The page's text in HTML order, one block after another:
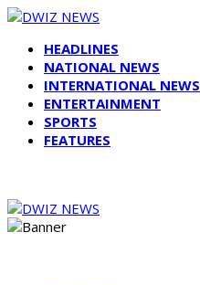
HEADLINES
NATIONAL NEWS
INTERNATIONAL NEWS
ENTERTAINMENT
SPORTS
FEATURES